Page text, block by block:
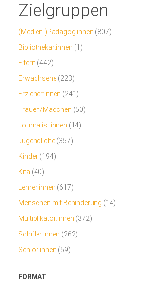
Zielgruppen
(Medien-)Pädagog:innen (807)
Bibliothekar:innen (1)
Eltern (442)
Erwachsene (223)
Erzieher:innen (241)
Frauen/Mädchen (50)
Journalist:innen (14)
Jugendliche (357)
Kinder (194)
Kita (40)
Lehrer:innen (617)
Menschen mit Behinderung (14)
Multiplikator:innen (372)
Schüler:innen (262)
Senior:innen (59)
FORMAT